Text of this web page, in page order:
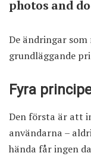
photos and
De ändringar
grundläggande
Fyra
Den första är att
användarna –
hända får ingen